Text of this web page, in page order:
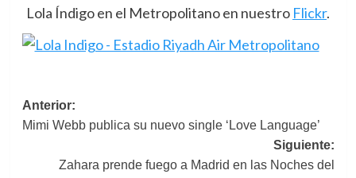
Lola Índigo en el Metropolitano en nuestro Flickr.
Navegación
de
entradas
Anterior:
Mimi Webb publica su nuevo single ‘Love Language’
Siguiente:
Zahara prende fuego a Madrid en las Noches del